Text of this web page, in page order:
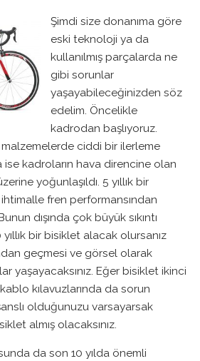
Şimdi size donanıma göre
eski teknoloji ya da
kullanılmış parçalarda ne
gibi sorunlar
yaşayabileceğinizden söz
edelim. Öncelikle
kadrodan başlıyoruz.
malzemelerde ciddi bir ilerleme
ise kadroların hava direncine olan
yoğunlaşıldı. 5 yıllık bir
fren performansından
dışında çok büyük sıkıntı
yıllık bir bisiklet alacak olursanız
geçmesi ve görsel olarak
yaşayacaksınız. Eğer bisiklet ikinci
kılavuzlarında da sorun
olduğunuzu varsayarsak
almış olacaksınız.
da son 10 yılda önemli